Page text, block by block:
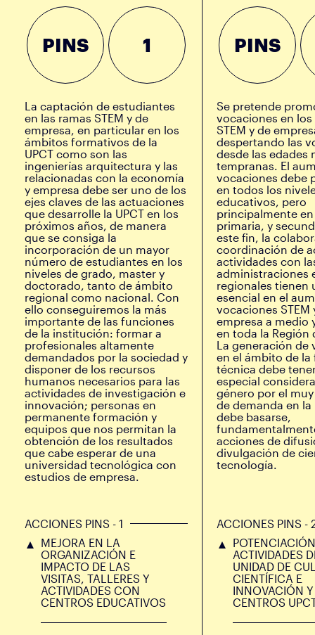
PINS 1
La captación de estudiantes
en las ramas STEM y de
empresa, en particular en los
ámbitos formativos de la
UPCT como son las
ingenierías arquitectura y las
relacionadas con la economía
y empresa debe ser uno de los
ejes claves de las actuaciones
que desarrolle la UPCT en los
próximos años, de manera
que se consiga la
incorporación de un mayor
número de estudiantes en los
niveles de grado, master y
doctorado, tanto de ámbito
regional como nacional. Con
ello conseguiremos la más
importante de las funciones
de la institución: formar a
profesionales altamente
demandados por la sociedad y
disponer de los recursos
humanos necesarios para las
actividades de investigación e
innovación; personas en
permanente formación y
equipos que nos permitan la
obtención de los resultados
que cabe esperar de una
universidad tecnológica con
estudios de empresa.
ACCIONES PINS - 1
MEJORA EN LA
ORGANIZACIÓN E
IMPACTO DE LAS
VISITAS, TALLERES Y
ACTIVIDADES CON
CENTROS EDUCATIVOS
PINS
Se pretende
vocaciones en
STEM y de
despertando las
desde las edades
tempranas. El
vocaciones debe
en todos los
educativos, pero
principalmente
primaria, y
este fin, la
coordinación de
actividades con
administraciones
regionales tienen
esencial en el
vocaciones STEM
empresa a medio
en toda la Región
La generación de
en el ámbito de
técnica debe
especial
género por el
de demanda en la
debe basarse,
acciones de
divulgación de
tecnología.
ACCIONES PINS -
ACTIVIDADES
UNIDAD DE
CIENTÍFICA E
INNOVACIÓN Y
CENTROS